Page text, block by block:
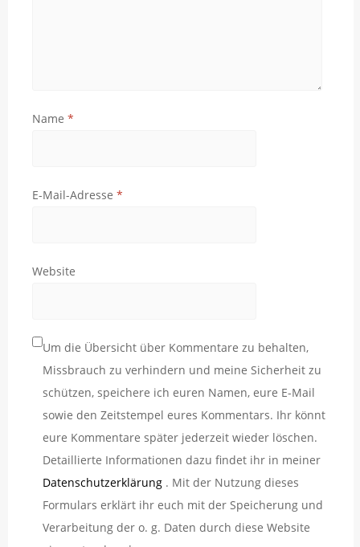
Name *
E-Mail-Adresse *
Website
Um die Übersicht über Kommentare zu behalten,
Missbrauch zu verhindern und meine Sicherheit zu
schützen, speichere ich euren Namen, eure E-Mail
sowie den Zeitstempel eures Kommentars. Ihr könnt
eure Kommentare später jederzeit wieder löschen.
Detaillierte Informationen dazu findet ihr in meiner
Datenschutzerklärung . Mit der Nutzung dieses
Formulars erklärt ihr euch mit der Speicherung und
Verarbeitung der o. g. Daten durch diese Website